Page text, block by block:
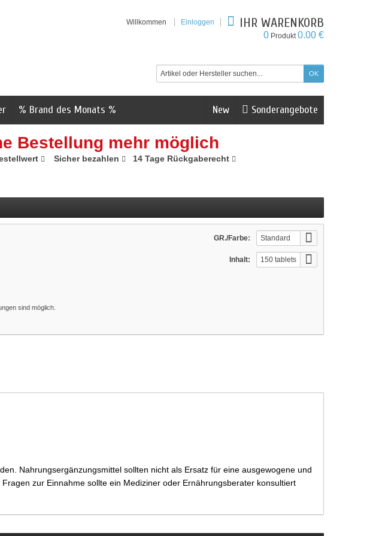
Willkommen Einloggen IHR WARENKORB
0 Produkt0.00 €
Sonderangebote
New
% Brand des Monats %
Bestellung mehr möglich
Sicher bezahlen 14 Tage Rückgaberecht
GR./Farbe: Standard
Inhalt: 150 tablets
sind möglich.
Nahrungsergänzungsmittel sollten nicht als Ersatz für eine ausgewogene und
zur Einnahme sollte ein Mediziner oder Ernährungsberater konsultiert